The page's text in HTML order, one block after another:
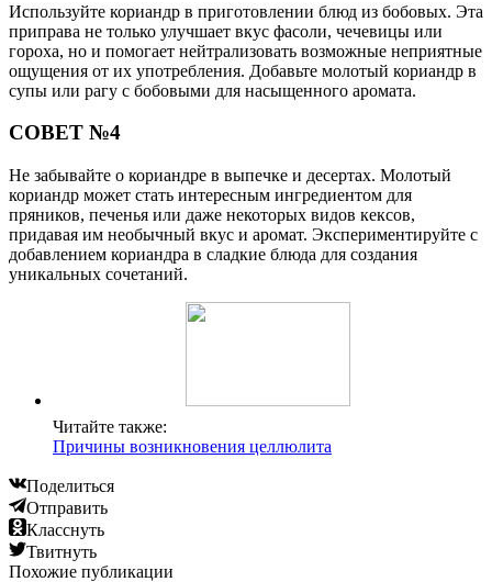
Используйте кориандр в приготовлении блюд из бобовых. Эта
приправа не только улучшает вкус фасоли, чечевицы или
гороха, но и помогает нейтрализовать возможные неприятные
ощущения от их употребления. Добавьте молотый кориандр в
супы или рагу с бобовыми для насыщенного аромата.
СОВЕТ №4
Не забывайте о кориандре в выпечке и десертах. Молотый
кориандр может стать интересным ингредиентом для
пряников, печенья или даже некоторых видов кексов,
придавая им необычный вкус и аромат. Экспериментируйте с
добавлением кориандра в сладкие блюда для создания
уникальных сочетаний.
Читайте также:
Причины возникновения целлюлита
Поделиться
Отправить
Класснуть
Твитнуть
Похожие публикации